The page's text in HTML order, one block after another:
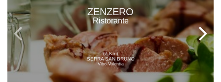
ZENZERO
Ristorante
(7 Km)
SERRA SAN BRUNO
Vibo Valentia